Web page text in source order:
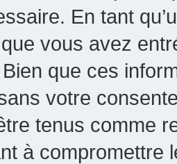
En tant
vous avez
que ces
votre
tenus comme
à compromettre